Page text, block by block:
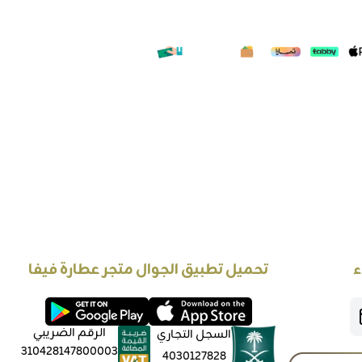
تحميل تطبيق الجوال متجر عطارة فيفا
السجل التجاري
4030127828
الرقم الضريبي
310428147800003